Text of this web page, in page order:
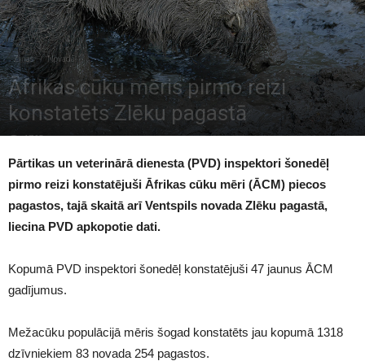
Ziņas Novadā
Āfrikas cūku mēris pirmo reizi
konstatēts Zlēku pagastā
1765
Pārtikas un veterinārā dienesta (PVD) inspektori šonedēļ
pirmo reizi konstatējuši Āfrikas cūku mēri (ĀCM) piecos
pagastos, tajā skaitā arī Ventspils novada Zlēku pagastā,
liecina PVD apkopotie dati.
Kopumā PVD inspektori šonedēļ konstatējuši 47 jaunus ĀCM
gadījumus.
Mežacūku populācijā mēris šogad konstatēts jau kopumā 1318
dzīvniekiem 83 novada 254 pagastos.